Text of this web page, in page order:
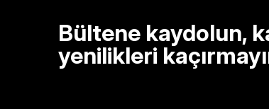
Bültene kaydolun,
yenilikleri